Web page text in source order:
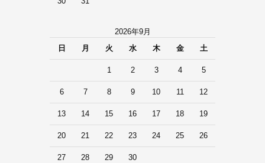
2026年9月
日
月 火 水 木 金 土
1 2 3 4 5
6 7 8 9 10 11 12
13 14 15 16 17 18 19
20 21 22 23 24 25 26
27 28 29 30